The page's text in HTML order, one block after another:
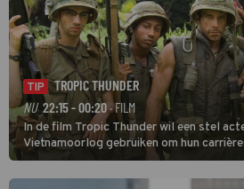
TIP
TROPIC THUNDER
NU 22:15 - 00:20· FILM
In de film Tropic Thunder wil een stel
Vietnamoorlog gebruiken om hun
geven, maar tijdens de opnamen in het
ze in een oorlog tussen twee